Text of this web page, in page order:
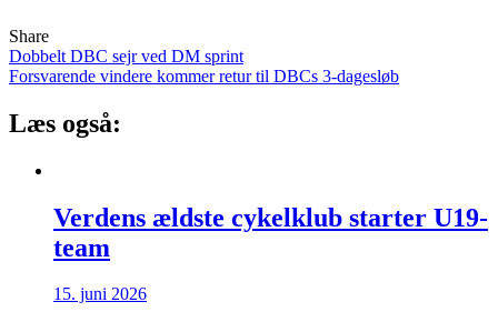
Share
Indlægsnavigation
Dobbelt DBC sejr ved DM sprint
Forsvarende vindere kommer retur til DBCs 3-dagesløb
Læs også:
Verdens ældste cykelklub starter U19-
team
15. juni 2026